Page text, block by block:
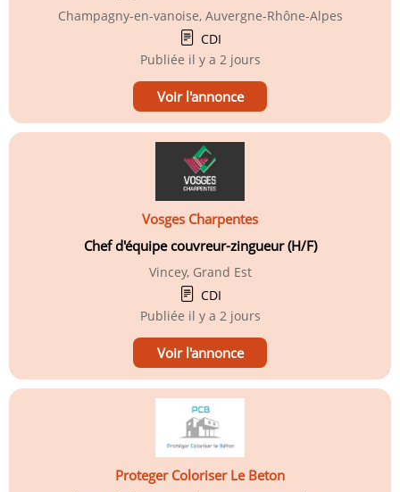
Champagny-en-vanoise, Auvergne-Rhône-Alpes
CDI
Publiée il y a 2 jours
Voir l'annonce
Vosges Charpentes
Chef d'équipe couvreur-zingueur (H/F)
Vincey, Grand Est
CDI
Publiée il y a 2 jours
Voir l'annonce
Proteger Coloriser Le Beton